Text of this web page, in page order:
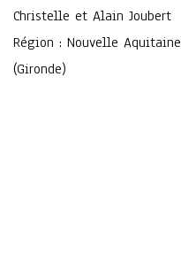
Christelle et Alain Joubert
Région : Nouvelle Aquitaine
(Gironde)